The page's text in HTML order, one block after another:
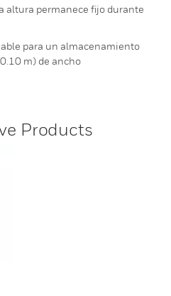
altura permanece fijo durante
para un almacenamiento
m) de ancho
Products